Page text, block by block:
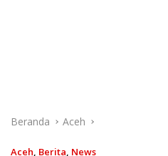
Beranda Aceh
Aceh, Berita, News